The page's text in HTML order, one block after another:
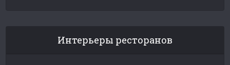
Интерьеры ресторанов